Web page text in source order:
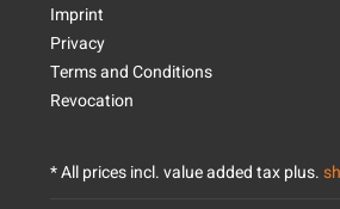
Imprint
Privacy
Terms and Conditions
Revocation
* All prices incl. value added tax plus.